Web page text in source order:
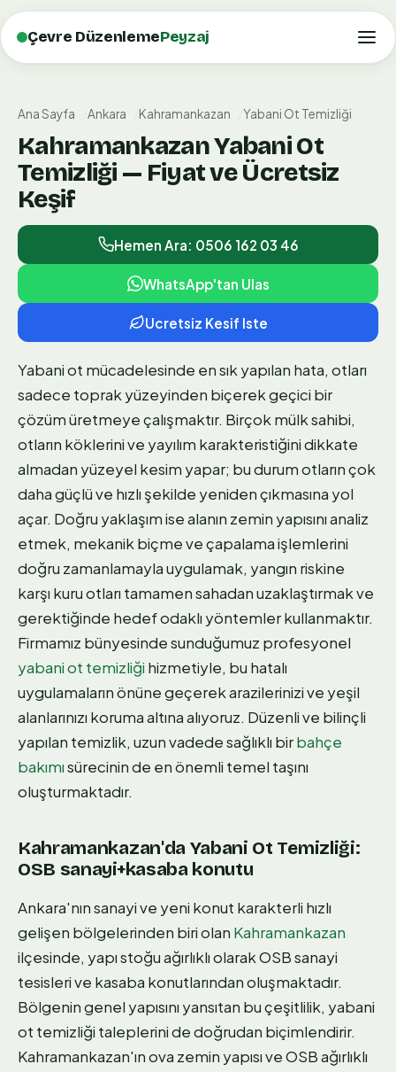
Çevre DüzenlemePeyzaj
Ana Sayfa Ankara Kahramankazan Yabani Ot Temizliği
Kahramankazan Yabani Ot
Temizliği — Fiyat ve Ücretsiz
Keşif
Hemen Ara: 0506 162 03 46
WhatsApp'tan Ulas
Ucretsiz Kesif Iste
Yabani ot mücadelesinde en sık yapılan hata, otları
sadece toprak yüzeyinden biçerek geçici bir
çözüm üretmeye çalışmaktır. Birçok mülk sahibi,
otların köklerini ve yayılım karakteristiğini dikkate
almadan yüzeyel kesim yapar; bu durum otların çok
daha güçlü ve hızlı şekilde yeniden çıkmasına yol
açar. Doğru yaklaşım ise alanın zemin yapısını analiz
etmek, mekanik biçme ve çapalama işlemlerini
doğru zamanlamayla uygulamak, yangın riskine
karşı kuru otları tamamen sahadan uzaklaştırmak ve
gerektiğinde hedef odaklı yöntemler kullanmaktır.
Firmamız bünyesinde sunduğumuz profesyonel
yabani ot temizliği hizmetiyle, bu hatalı
uygulamaların önüne geçerek arazilerinizi ve yeşil
alanlarınızı koruma altına alıyoruz. Düzenli ve bilinçli
yapılan temizlik, uzun vadede sağlıklı birbahçe
bakımısürecinin de en önemli temel taşını
oluşturmaktadır.
Kahramankazan'da Yabani Ot Temizliği:
OSB sanayi+kasaba konutu
Ankara'nın sanayi ve yeni konut karakterli hızlı
gelişen bölgelerinden biri olan Kahramankazan
ilçesinde, yapı stoğu ağırlıklı olarak OSB sanayi
tesisleri ve kasaba konutlarından oluşmaktadır.
Bölgenin genel yapısını yansıtan bu çeşitlilik, yabani
ot temizliği taleplerini de doğrudan biçimlendirir.
Kahramankazan'ın ova zemin yapısı ve OSB ağırlıklı